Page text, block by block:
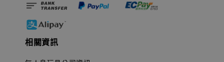
相關資訊